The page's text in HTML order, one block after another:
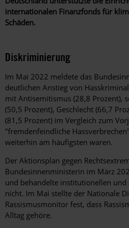
internationalen Finanzfonds für
Schäden.
Diskriminierung
Im Mai 2022 meldete das
deutlichen Anstieg von
mit Antisemitismus (28,8 Prozent),
(50,5 Prozent), Geschlecht (66,7
(81,5 Prozent) im Vergleich zum
"fremdenfeindliche
weiterhin am häufigsten waren.
Der Aktionsplan gegen
Bundesinnenministerin im März
und behandelte institutionellen und
nicht. Im Mai stellte der Nationale
Rassismusmonitor fest, dass
Alltag gehöre.